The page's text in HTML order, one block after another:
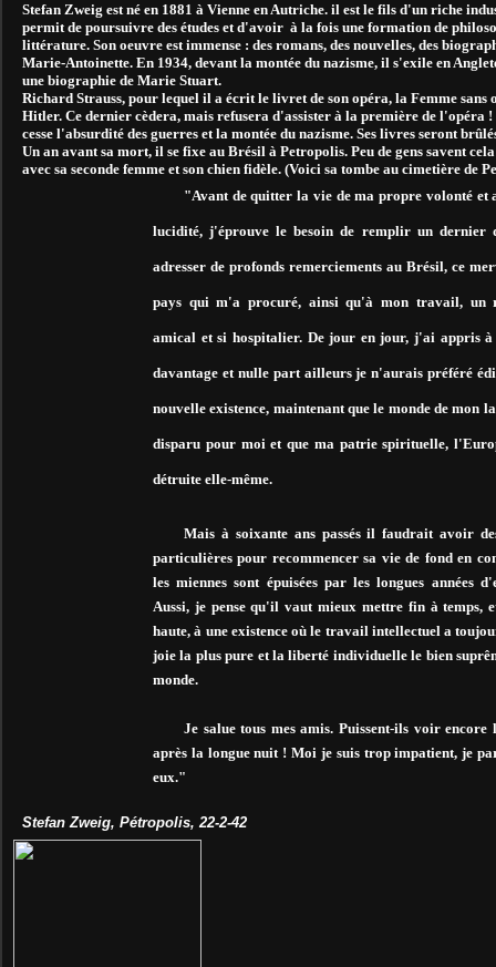
Stefan Zweig est né en 1881 à Vienne en Autriche. il est le fils d'un riche
permit de poursuivre des études et d'avoir à la fois une formation de
littérature. Son oeuvre est immense : des romans, des nouvelles, des
Marie-Antoinette. En 1934, devant la montée du nazisme, il s'exile en
une biographie de Marie Stuart.
Richard Strauss, pour lequel il a écrit le livret de son opéra, la Femme sans
Hitler. Ce dernier cèdera, mais refusera d'assister à la première de l'opéra !
cesse l'absurdité des guerres et la montée du nazisme. Ses livres seront
Un an avant sa mort, il se fixe au Brésil à Petropolis. Peu de gens savent
avec sa seconde femme et son chien fidèle. (Voici sa tombe au cimetière de
"Avant de quitter la vie de ma propre volonté et
lucidité, j'éprouve le besoin de remplir un dernier
adresser de profonds remerciements au Brésil, ce
pays qui m'a procuré, ainsi qu'à mon travail, un
amical et si hospitalier. De jour en jour, j'ai appris
davantage et nulle part ailleurs je n'aurais préféré
nouvelle existence, maintenant que le monde de mon
disparu pour moi et que ma patrie spirituelle,
détruite elle-même.
Mais à soixante ans passés il faudrait avoir
particulières pour recommencer sa vie de fond en
les miennes sont épuisées par les longues années
Aussi, je pense qu'il vaut mieux mettre fin à temps,
haute, à une existence où le travail intellectuel a
joie la plus pure et la liberté individuelle le bien
monde.
Je salue tous mes amis. Puissent-ils voir
après la longue nuit ! Moi je suis trop impatient, je
eux."
Stefan Zweig, Pétropolis, 22-2-42